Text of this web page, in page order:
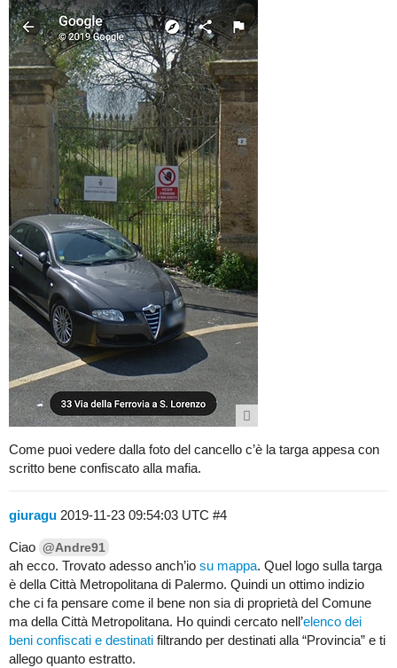
Come puoi vedere dalla foto del cancello c’è la targa appesa con
scritto bene confiscato alla mafia.
giuragu 2019-11-23 09:54:03 UTC #4
Ciao @Andre91
ah ecco. Trovato adesso anch’io su mappa. Quel logo sulla targa
è della Città Metropolitana di Palermo. Quindi un ottimo indizio
che ci fa pensare come il bene non sia di proprietà del Comune
ma della Città Metropolitana. Ho quindi cercato nell’elenco dei
beni confiscati e destinati filtrando per destinati alla “Provincia” e ti
allego quanto estratto.